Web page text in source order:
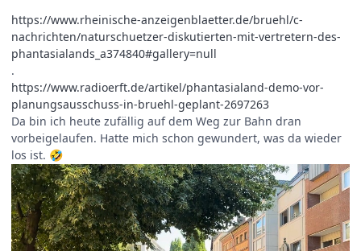
https://www.rheinische-anzeigenblaetter.de/bruehl/c-
nachrichten/naturschuetzer-diskutierten-mit-vertretern-des-
phantasialands_a374840#gallery=null
.
https://www.radioerft.de/artikel/phantasialand-demo-vor-
planungsausschuss-in-bruehl-geplant-2697263
Da bin ich heute zufällig auf dem Weg zur Bahn dran
vorbeigelaufen. Hatte mich schon gewundert, was da wieder
los ist. 🤣